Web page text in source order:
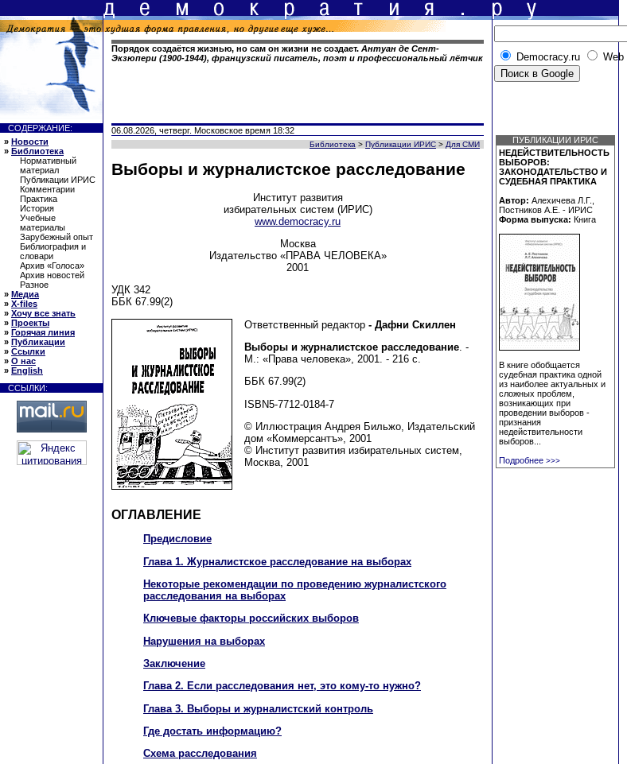
Порядок создаётся жизнью, но сам он жизни не создает. Антуан де Сент-
Экзюпери (1900-1944), французский писатель, поэт и профессиональный лётчик
Democracy.ru Web
СОДЕРЖАНИЕ:
» Новости
» Библиотека
Нормативный
материал
Публикации ИРИС
Комментарии
Практика
История
Учебные
материалы
Зарубежный опыт
Библиография и
словари
Архив «Голоса»
Архив новостей
Разное
» Медиа
» X-files
» Хочу все знать
» Проекты
» Горячая линия
» Публикации
» Ссылки
» О нас
» English
ССЫЛКИ:
06.08.2026, четверг. Московское время 18:32
Библиотека > Публикации ИРИС > Для СМИ
Выборы и журналистское расследование
Институт развития
избирательных систем (ИРИС)
www.democracy.ru
Москва
Издательство «ПРАВА ЧЕЛОВЕКА»
2001
УДК 342
ББК 67.99(2)
Ответственный редактор - Дафни Скиллен
Выборы и журналистское расследование . -
М.: «Права человека», 2001. - 216 с.
ББК 67.99(2)
ISBN5-7712-0184-7
© Иллюстрация Андрея Бильжо, Издательский
дом «Коммерсантъ», 2001
© Институт развития избирательных систем,
Москва, 2001
ОГЛАВЛЕНИЕ
Предисловие
Глава 1. Журналистское расследование на выборах
Некоторые рекомендации по проведению журналистского
расследования на выборах
Ключевые факторы российских выборов
Нарушения на выборах
Заключение
Глава 2. Если расследования нет, это кому-то нужно?
Глава 3. Выборы и журналистский контроль
Где достать информацию?
Схема расследования
ПУБЛИКАЦИИ ИРИС
НЕДЕЙСТВИТЕЛЬНОСТЬ
ВЫБОРОВ:
ЗАКОНОДАТЕЛЬСТВО И
СУДЕБНАЯ ПРАКТИКА
Автор: Алехичева Л.Г.,
Постников А.Е. - ИРИС
Форма выпуска: Книга
В книге обобщается
судебная практика одной
из наиболее актуальных и
сложных проблем,
возникающих при
проведении выборов -
признания
недействительности
выборов...
Подробнее >>>